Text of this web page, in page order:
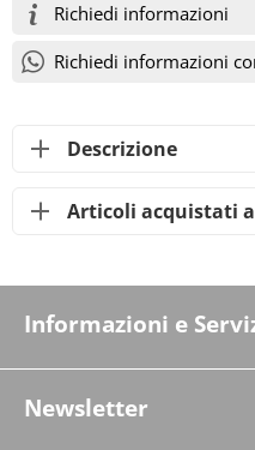
Richiedi informazioni
Richiedi informazioni
Descrizione
Articoli acquistati
Informazioni e
Pagamenti & Spedizioni
Newsletter